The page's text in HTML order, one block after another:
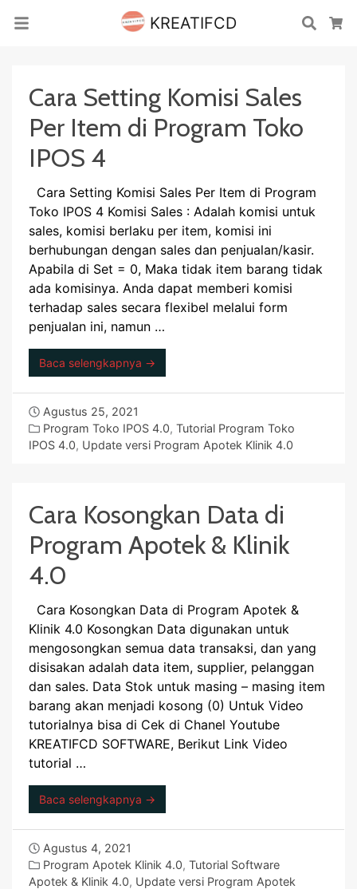
KREATIFCD Cari
Cara Setting Komisi Sales
Per Item di Program Toko
IPOS 4
Cara Setting Komisi Sales Per Item di Program
Toko IPOS 4 Komisi Sales : Adalah komisi untuk
sales, komisi berlaku per item, komisi ini
berhubungan dengan sales dan penjualan/kasir.
Apabila di Set = 0, Maka tidak item barang tidak
ada komisinya. Anda dapat memberi komisi
terhadap sales secara flexibel melalui form
penjualan ini, namun …
Baca selengkapnya →
Agustus 25, 2021
Program Toko IPOS 4.0,Tutorial Program Toko
IPOS 4.0, Update versi Program Apotek Klinik 4.0
Cara Kosongkan Data di
Program Apotek & Klinik
4.0
Cara Kosongkan Data di Program Apotek &
Klinik 4.0 Kosongkan Data digunakan untuk
mengosongkan semua data transaksi, dan yang
disisakan adalah data item, supplier, pelanggan
dan sales. Data Stok untuk masing – masing item
barang akan menjadi kosong (0) Untuk Video
tutorialnya bisa di Cek di Chanel Youtube
KREATIFCD SOFTWARE, Berikut Link Video
tutorial …
Baca selengkapnya →
Agustus 4, 2021
Program Apotek Klinik 4.0,Tutorial Software
Apotek & Klinik 4.0, Update versi Program Apotek